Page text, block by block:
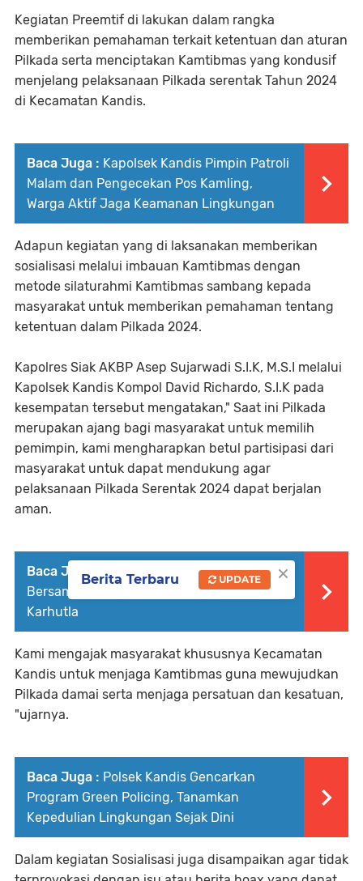
Kegiatan Preemtif di lakukan dalam rangka
memberikan pemahaman terkait ketentuan dan aturan
Pilkada serta menciptakan Kamtibmas yang kondusif
menjelang pelaksanaan Pilkada serentak Tahun 2024
di Kecamatan Kandis.
Baca Juga : Kapolsek Kandis Pimpin Patroli
Malam dan Pengecekan Pos Kamling,
Warga Aktif Jaga Keamanan Lingkungan
Adapun kegiatan yang di laksanakan memberikan
sosialisasi melalui imbauan Kamtibmas dengan
metode silaturahmi Kamtibmas sambang kepada
masyarakat untuk memberikan pemahaman tentang
ketentuan dalam Pilkada 2024.
Kapolres Siak AKBP Asep Sujarwadi S.I.K, M.S.I melalui
Kapolsek Kandis Kompol David Richardo, S.I.K pada
kesempatan tersebut mengatakan," Saat ini Pilkada
merupakan ajang bagi masyarakat untuk memilih
pemimpin, kami mengharapkan betul partisipasi dari
masyarakat untuk dapat mendukung agar
pelaksanaan Pilkada Serentak 2024 dapat berjalan
aman.
Baca Juga :
Babinsa Kampung Libo Jaya
Bersama Warga Tempatan Berpatroli
Karhutla
Kami mengajak masyarakat khususnya Kecamatan
Kandis untuk menjaga Kamtibmas guna mewujudkan
Pilkada damai serta menjaga persatuan dan kesatuan,
"ujarnya.
Baca Juga : Polsek Kandis Gencarkan
Program Green Policing, Tanamkan
Kepedulian Lingkungan Sejak Dini
Dalam kegiatan Sosialisasi juga disampaikan agar tidak
×
Berita Terbaru UPDATE